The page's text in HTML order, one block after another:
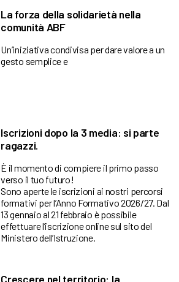
La forza della solidarietà nella
comunità ABF
Un’iniziativa condivisa per dare valore a un
gesto semplice e
Iscrizioni dopo la 3 media: si parte
ragazzi.
È il momento di compiere il primo passo
verso il tuo futuro!
Sono aperte le iscrizioni ai nostri percorsi
formativi per l’Anno Formativo 2026/27. Dal
13 gennaio al 21 febbraio è possibile
effettuare l’iscrizione online sul sito del
Ministero dell’Istruzione.
Crescere nel territorio: la